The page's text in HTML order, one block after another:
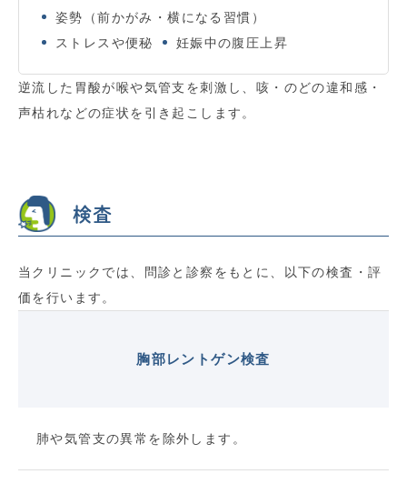
姿勢（前かがみ・横になる習慣）
ストレスや便秘
妊娠中の腹圧上昇
逆流した胃酸が喉や気管支を刺激し、咳・のどの違和感・
声枯れなどの症状を引き起こします。
検査
当クリニックでは、問診と診察をもとに、以下の検査・評
価を行います。
胸部レントゲン検査
肺や気管支の異常を除外します。